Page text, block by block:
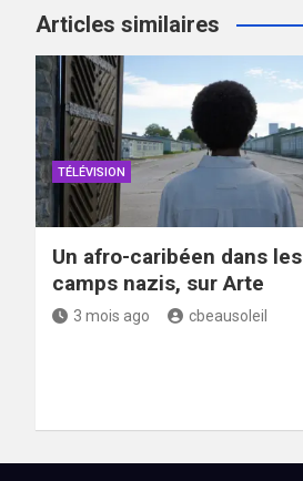
Articles similaires
TÉLÉVISION
Un afro-caribéen dans les
camps nazis, sur Arte
3 mois ago cbeausoleil